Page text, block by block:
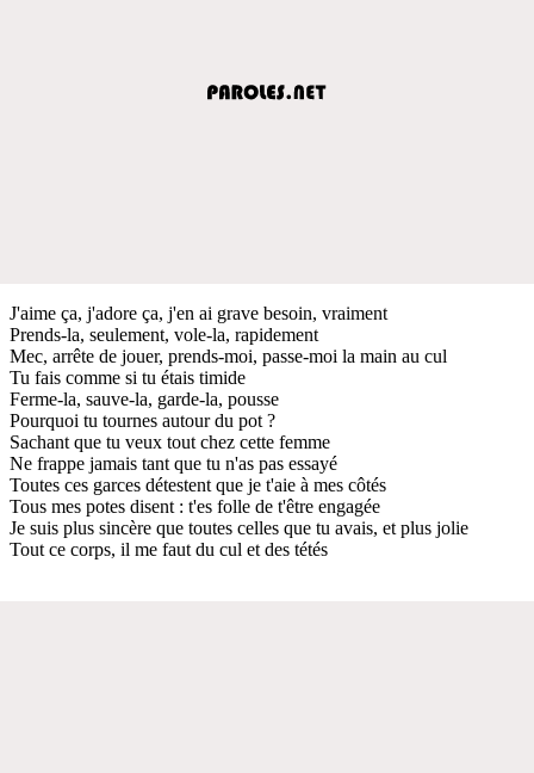
J'aime ça, j'adore ça, j'en ai grave besoin, vraiment
Prends-la, seulement, vole-la, rapidement
Mec, arrête de jouer, prends-moi, passe-moi la main au cul
Tu fais comme si tu étais timide
Ferme-la, sauve-la, garde-la, pousse
Pourquoi tu tournes autour du pot ?
Sachant que tu veux tout chez cette femme
Ne frappe jamais tant que tu n'as pas essayé
Toutes ces garces détestent que je t'aie à mes côtés
Tous mes potes disent : t'es folle de t'être engagée
Je suis plus sincère que toutes celles que tu avais, et plus jolie
Tout ce corps, il me faut du cul et des tétés